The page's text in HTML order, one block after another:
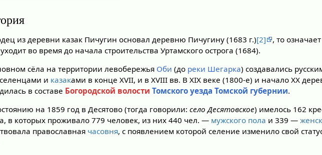
из деревни казак Пичугин основал деревню Пичугину (1683 г.)[2]
, то
во время до начала строительства Уртамского острога (1684).
сёла на территории левобережья Оби (до реки Шегарка) создавались
и казаками в конце XVII, и в XVIII вв. В XIX веке (1800-е) и начало XX
в составе Богородской волости Томского уезда Томской губернии.
на 1859 год в Десятово (тогда говорили:село Десятовское) имелось 162
в которых проживало 779 человек, из них 440 чел. — мужского пола и 339 —
православная часовня, с появлением которой селение изменило свой